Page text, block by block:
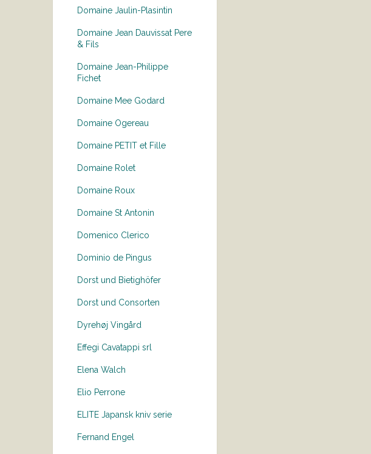
Domaine Jaulin-Plasintin
Domaine Jean Dauvissat Pere
& Fils
Domaine Jean-Philippe
Fichet
Domaine Mee Godard
Domaine Ogereau
Domaine PETIT et Fille
Domaine Rolet
Domaine Roux
Domaine St Antonin
Domenico Clerico
Dominio de Pingus
Dorst und Bietighöfer
Dorst und Consorten
Dyrehøj Vingård
Effegi Cavatappi srl
Elena Walch
Elio Perrone
ELITE Japansk kniv serie
Fernand Engel